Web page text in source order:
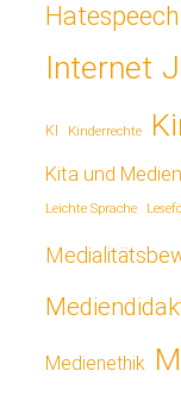
Hatespeech
Internet
KI Kinderrechte
Kita und Medien
Leichte Sprache
Medienethik